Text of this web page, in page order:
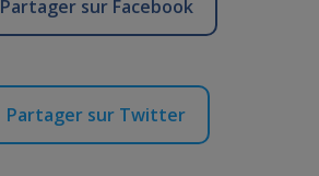
Partager sur Facebook
Partager sur Twitter